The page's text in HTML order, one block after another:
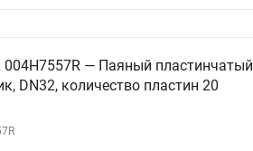
004H7557R — Паяный пластинчатый
DN32, количество пластин 20